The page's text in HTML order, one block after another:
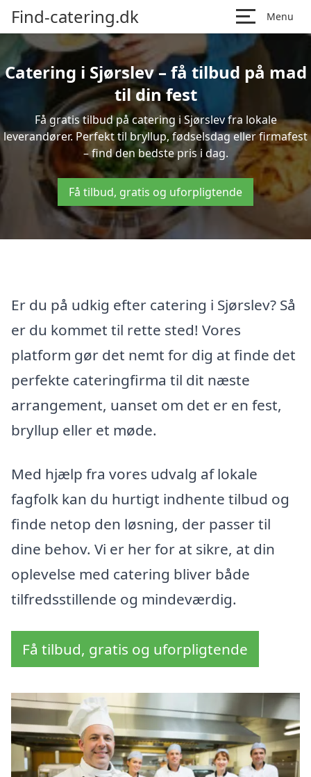
Find-catering.dk Menu
Catering i Sjørslev – få tilbud på mad
til din fest
Få gratis tilbud på catering i Sjørslev fra lokale
leverandører. Perfekt til bryllup, fødselsdag eller firmafest
– find den bedste pris i dag.
Få tilbud, gratis og uforpligtende
Er du på udkig efter catering i Sjørslev? Så
er du kommet til rette sted! Vores
platform gør det nemt for dig at finde det
perfekte cateringfirma til dit næste
arrangement, uanset om det er en fest,
bryllup eller et møde.
Med hjælp fra vores udvalg af lokale
fagfolk kan du hurtigt indhente tilbud og
finde netop den løsning, der passer til
dine behov. Vi er her for at sikre, at din
oplevelse med catering bliver både
tilfredsstillende og mindeværdig.
Få tilbud, gratis og uforpligtende